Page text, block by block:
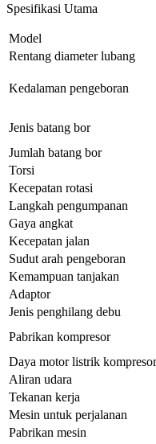
Spesifikasi Utama
Model
Rentang diameter lubang
Kedalaman pengeboran
Jenis batang bor
Jumlah batang bor
Torsi
Kecepatan rotasi
Langkah pengumpanan
Gaya angkat
Kecepatan jalan
Sudut arah pengeboran
Kemampuan tanjakan
Adaptor
Jenis penghilang debu
Pabrikan kompresor
Daya motor listrik kompresor
Aliran udara
Tekanan kerja
Mesin untuk perjalanan
Pabrikan mesin